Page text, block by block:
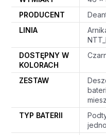
PRODUCENT
LINIA
DOSTĘPNY W
KOLORACH
ZESTAW
TYP BATERII